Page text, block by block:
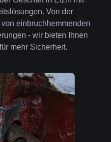
Von der
einbruchhemmenden
- wir bieten Ihnen
mehr Sicherheit.